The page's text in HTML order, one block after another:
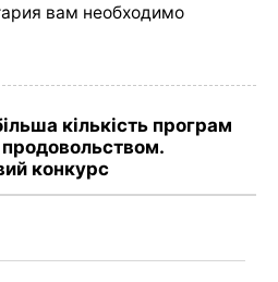
вам необходимо
кількість програм
конкурс